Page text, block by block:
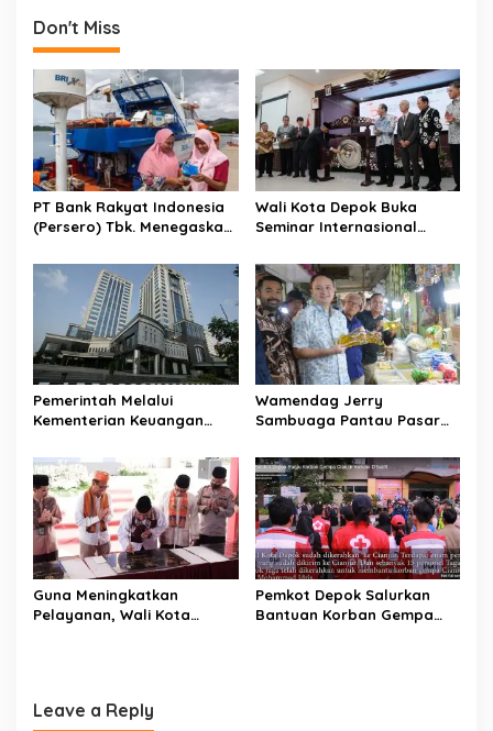
v
i
g
a
t
i
o
n
Don't Miss
PT Bank Rakyat Indonesia
(Persero) Tbk. Menegaskan
Revisi Rencana Bisnis Bank
(RBB) Di Tahun 2026
Wali Kota Depok Buka
Seminar Internasional
Workshop 2023
Pemerintah Melalui
Kementerian Keuangan
Mencapai 60-80 Persen
Wamendag Jerry
Sambuaga Pantau Pasar
Ketersediaan Bapok Aman
dan Harga Terkendali
Guna Meningkatkan
Pelayanan, Wali Kota
Pemkot Depok Salurkan
Bantuan Korban Gempa
Leave a Reply